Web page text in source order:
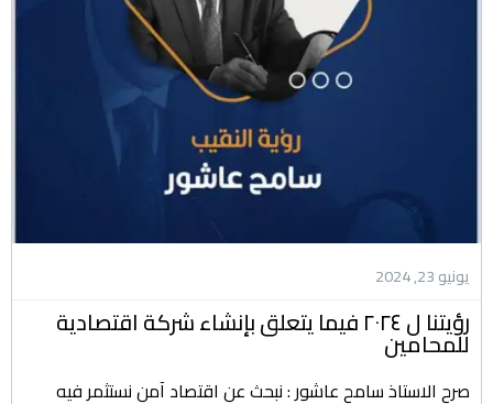
يونيو 23, 2024
رؤيتنا ل ٢٠٢٤ فيما يتعلق بإنشاء شركة اقتصادية
للمحامين
صرح الاستاذ سامح عاشور : نبحث عن اقتصاد آمن نستثمر فيه